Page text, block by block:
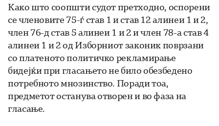
Како што соопшти судот претходно, оспорени
се членовите 75-ѓ став 1 и став 12 алинеи 1 и 2,
член 76-д став 5 алинеи 1 и 2 и член 78-а став 4
алинеи 1 и 2 од Изборниот законик поврзани
со платеното политичко рекламирање
бидејќи при гласањето не било обезбедено
потребното мнозинство. Поради тоа,
предметот останува отворен и во фаза на
гласање.